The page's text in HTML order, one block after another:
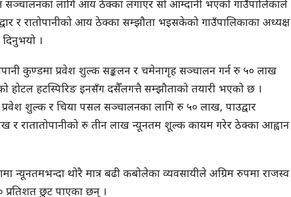
सञ्चालनका लागि आय ठेक्का लगाएर सो आम्दानी भएको गाउँपालिकाले
र रातोपानीको आय ठेक्का सम्झौता भइसकेको गाउँपालिकाका अध्यक्ष
।
कुण्डमा प्रवेश शुल्क सङ्कलन र चमेनागृह सञ्चालन गर्न रु ५० लाख
होटल हटस्पिरिङ इनसँग दसैँलगत्तै सम्झौताको तयारी भएको छ ।
शुल्क र चिया पसल सञ्चालनका लागि रु ५० लाख, पाउद्वार
र रातातोपानीको रु तीन लाख न्यूनतम शूल्क कायम गरेर ठेक्का आह्वान
न्यूनतमभन्दा थोरै मात्र बढी कबोलेका व्यवसायीले अग्रिम रुपमा राजस्व
छुट पाएका छन् ।